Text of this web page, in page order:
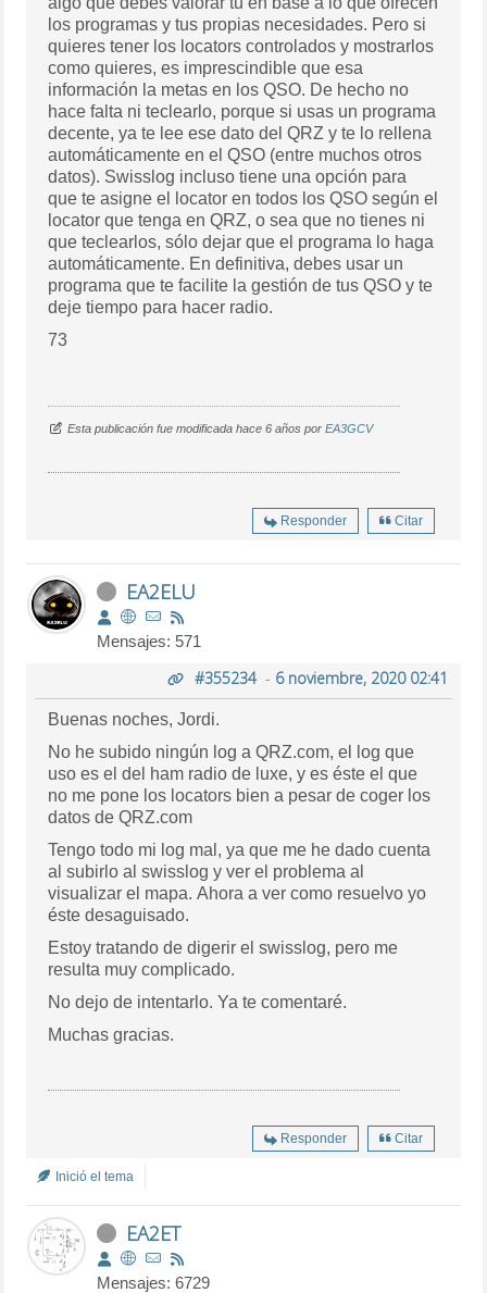
los programas y tus propias necesidades. Pero si
quieres tener los locators controlados y mostrarlos
como quieres, es imprescindible que esa
información la metas en los QSO. De hecho no
hace falta ni teclearlo, porque si usas un programa
decente, ya te lee ese dato del QRZ y te lo rellena
automáticamente en el QSO (entre muchos otros
datos). Swisslog incluso tiene una opción para
que te asigne el locator en todos los QSO según el
locator que tenga en QRZ, o sea que no tienes ni
que teclearlos, sólo dejar que el programa lo haga
automáticamente. En definitiva, debes usar un
programa que te facilite la gestión de tus QSO y te
deje tiempo para hacer radio.
73
Esta publicación fue modificada hace 6 años porEA3GCV
Responder Citar
EA2ELU
Mensajes: 571
#355234- 6 noviembre, 2020 02:41
Buenas noches, Jordi.
No he subido ningún log a QRZ.com, el log que
uso es el del ham radio de luxe, y es éste el que
no me pone los locators bien a pesar de coger los
datos de QRZ.com
Tengo todo mi log mal, ya que me he dado cuenta
al subirlo al swisslog y ver el problema al
visualizar el mapa. Ahora a ver como resuelvo yo
éste desaguisado.
Estoy tratando de digerir el swisslog, pero me
resulta muy complicado.
No dejo de intentarlo. Ya te comentaré.
Muchas gracias.
Responder Citar
Inició el tema
EA2ET
Mensajes: 6729